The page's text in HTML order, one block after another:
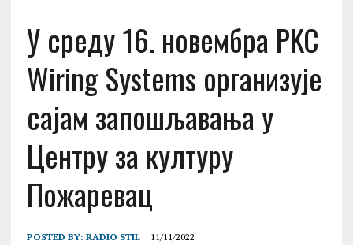
У среду 16. новембра PKC
Wiring Systems организује
сајам запошљавања у
Центру за културу
Пожаревац
POSTED BY: RADIO STIL 11/11/2022